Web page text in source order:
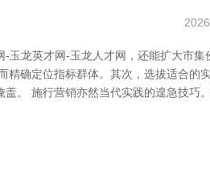
龙英才网-玉龙人才网，还能扩大市集
精确定位指标群体。其次，选拔适合的
。 施行营销亦然当代实践的遑急技巧